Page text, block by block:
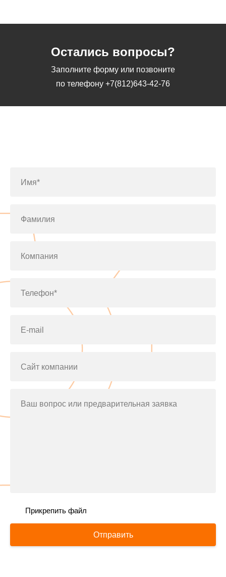
Остались вопросы?
Заполните форму или позвоните
по телефону +7(812)643-42-76
Имя*
Фамилия
Компания
Телефон*
E-mail
Сайт компании
Ваш вопрос или предварительная заявка
Прикрепить файл
Отправить